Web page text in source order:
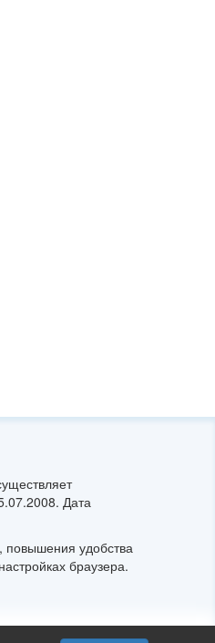
Дата
повышения удобства
браузера.